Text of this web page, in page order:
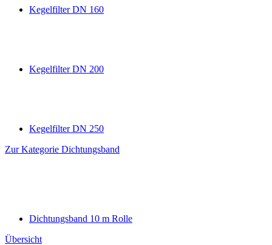
Kegelfilter DN 160
Kegelfilter DN 200
Kegelfilter DN 250
Zur Kategorie Dichtungsband
Dichtungsband 10 m Rolle
Übersicht